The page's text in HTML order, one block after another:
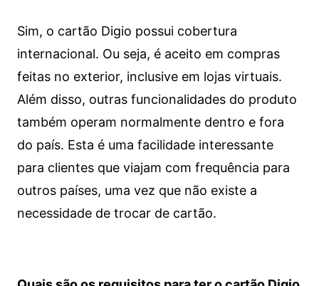
Sim, o cartão Digio possui cobertura
internacional. Ou seja, é aceito em compras
feitas no exterior, inclusive em lojas virtuais.
Além disso, outras funcionalidades do produto
também operam normalmente dentro e fora
do país. Esta é uma facilidade interessante
para clientes que viajam com frequência para
outros países, uma vez que não existe a
necessidade de trocar de cartão.